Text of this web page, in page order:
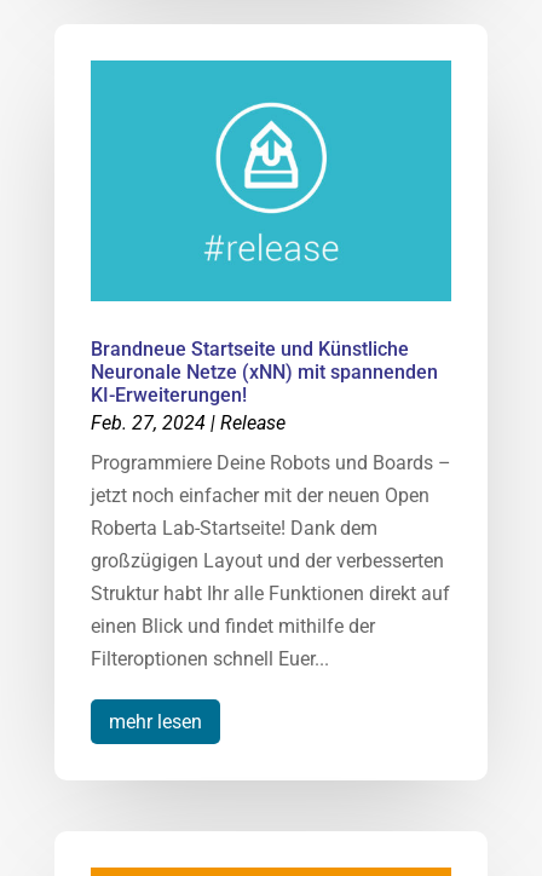
Brandneue Startseite und Künstliche
Neuronale Netze (xNN) mit spannenden
KI-Erweiterungen!
Feb. 27, 2024| Release
Programmiere Deine Robots und Boards –
jetzt noch einfacher mit der neuen Open
Roberta Lab-Startseite! Dank dem
großzügigen Layout und der verbesserten
Struktur habt Ihr alle Funktionen direkt auf
einen Blick und findet mithilfe der
Filteroptionen schnell Euer...
mehr lesen